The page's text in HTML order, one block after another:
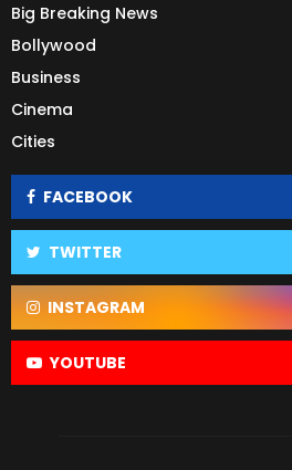
Big Breaking News
Bollywood
Business
Cinema
Cities
FACEBOOK
TWITTER
INSTAGRAM
YOUTUBE